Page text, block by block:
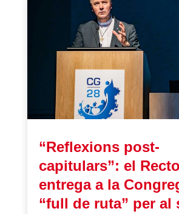
“Reflexions post-
capitulars”: el
entrega a la
“full de ruta” per al